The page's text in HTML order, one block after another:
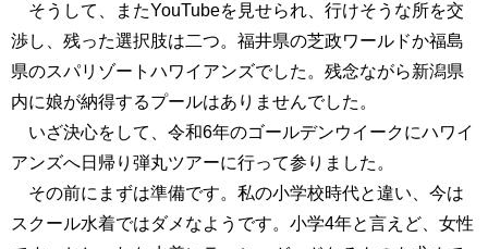
そうして、またYouTubeを見せられ、行けそうな所を交
渉し、残った選択肢は二つ。福井県の芝政ワールドか福島
県のスパリゾートハワイアンズでした。残念ながら新潟県
内に娘が納得するプールはありませんでした。
いざ決心をして、令和6年のゴールデンウイークにハワイ
アンズへ日帰り弾丸ツアーに行って参りました。
その前にまずは準備です。私の小学校時代と違い、今は
スクール水着ではダメなようです。小学4年と言えど、女性